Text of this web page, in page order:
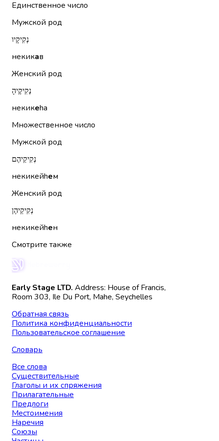
Единственное число
Мужской род
נְקִיקָיו
некикав
Женский род
נְקִיקֶיהָ
некикеhа
Множественное число
Мужской род
נְקִיקֵיהֶם
некикейhем
Женский род
נְקִיקֵיהֶן
некикейhен
Смотрите также
Early Stage LTD. Address: House of Francis,
Room 303, Ile Du Port, Mahe, Seychelles
Обратная связь
Политика конфиденциальности
Пользовательское соглашение
Словарь
Все слова
Существительные
Глаголы и их спряжения
Прилагательные
Предлоги
Местоимения
Наречия
Союзы